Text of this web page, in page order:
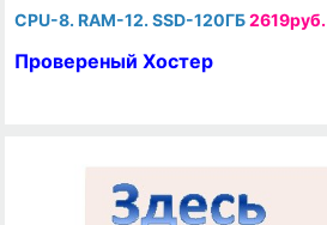
CPU-8. RAM-12. SSD-120ГБ2619руб.
Провереный Хостер